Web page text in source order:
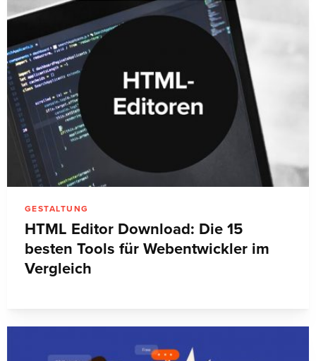
GESTALTUNG
HTML Editor Download: Die 15
besten Tools für Webentwickler im
Vergleich